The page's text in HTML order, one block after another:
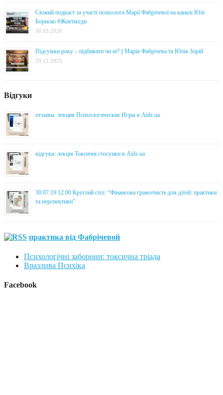
Свіжий подкаст за участі психолога Марії Фабрічевої на каналі Юлі
Бориско #Жовтікеди
30.03.2026
Підсумки року – підбивати чи ні? || Марія Фабрічева та Юлія Зорій
29.12.2025
Відгуки
отзывы: лекция Психологические Игры в Aids.ua
відгуки: лекція Токсичні стосунки в Aids.ua
30.07.19 12:00 Круглий стіл: “Фінансова грамотність для дітей: практики
та перспективи”
практика від Фабрічевой
Психологічні заборони: токсична тріада
Вразлива Психіка
Facebook